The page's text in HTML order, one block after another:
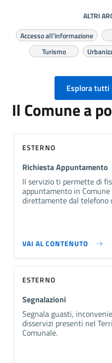
ALTRI
Accesso all'informazione
Turismo
Esplora tutti
Il Comune a
ESTERNO
Richiesta Appuntamento
Il servizio ti permette di
appuntamento in Comune
direttamente dal telefono
VAI AL CONTENUTO
ESTERNO
Segnalazioni
Segnala guasti,
disservizi presenti nel
Comunale.